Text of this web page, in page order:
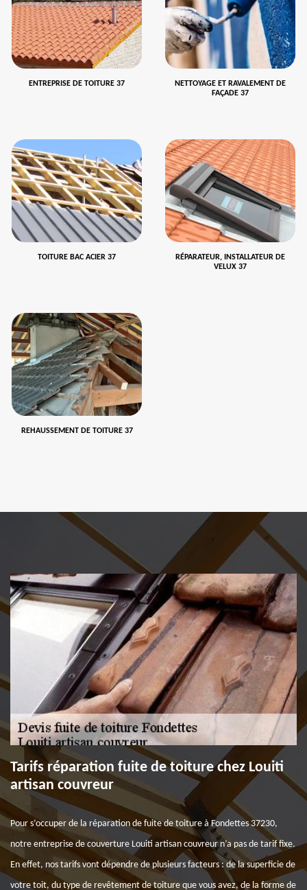
ENTREPRISE DE TOITURE 37
NETTOYAGE ET RAVALEMENT DE
FAÇADE 37
TOITURE BAC ACIER 37
RÉPARATEUR, INSTALLATEUR DE
VELUX 37
REHAUSSEMENT DE TOITURE 37
Tarifs réparation fuite de toiture chez Louiti
artisan couvreur
Pour s’occuper de la réparation de fuite de toiture à Fondettes 37230,
notre entreprise de couverture Louiti artisan couvreur n’a pas de tarif fixe.
En effet, nos tarifs vont dépendre de plusieurs facteurs : de la superficie de
votre toit, du type de revêtement de toiture que vous avez, de la forme de